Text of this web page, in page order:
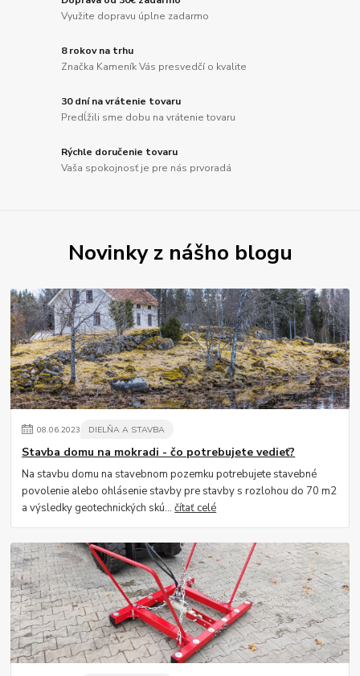
Využite dopravu úplne zadarmo
8 rokov na trhu
Značka Kameník Vás presvedčí o kvalite
30 dní na vrátenie tovaru
Predĺžili sme dobu na vrátenie tovaru
Rýchle doručenie tovaru
Vaša spokojnosť je pre nás prvoradá
Novinky z nášho blogu
08.06.2023 DIELŇA A STAVBA
Stavba domu na mokradi - čo potrebujete vedieť?
Na stavbu domu na stavebnom pozemku potrebujete stavebné
povolenie alebo ohlásenie stavby pre stavby s rozlohou do 70 m2
a výsledky geotechnických skú...čítať celé